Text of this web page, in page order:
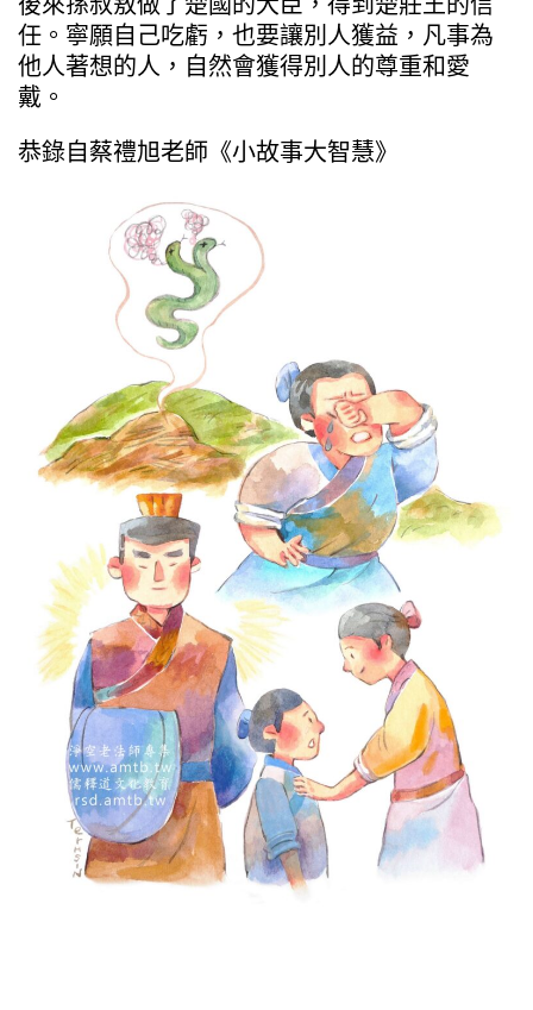
任。寧願自己吃虧，也要讓別人獲益，凡事為
他人著想的人，自然會獲得別人的尊重和愛
戴。
恭錄自蔡禮旭老師《小故事大智慧》